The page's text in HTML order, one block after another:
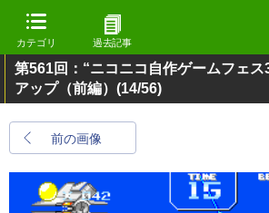
カテゴリ 過去記事
第561回：“ニコニコ自作ゲームフェス
アップ（前編） (14/56)
前の画像